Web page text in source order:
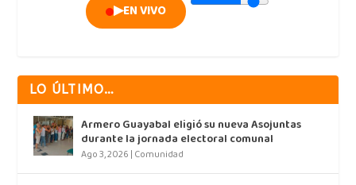
▶EN VIVO
LO ÚLTIMO…
Armero Guayabal eligió su nueva Asojuntas
durante la jornada electoral comunal
Ago 3, 2026 | Comunidad